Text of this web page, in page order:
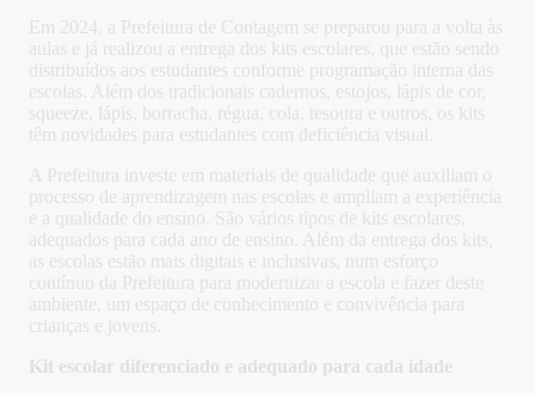
Em 2024, a Prefeitura de Contagem se preparou para a volta às
aulas e já realizou a entrega dos kits escolares, que estão sendo
distribuídos aos estudantes conforme programação interna das
escolas. Além dos tradicionais cadernos, estojos, lápis de cor,
squeeze, lápis, borracha, régua, cola, tesoura e outros, os kits
têm novidades para estudantes com deficiência visual.
A Prefeitura investe em materiais de qualidade que auxiliam o
processo de aprendizagem nas escolas e ampliam a experiência
e a qualidade do ensino. São vários tipos de kits escolares,
adequados para cada ano de ensino. Além da entrega dos kits,
as escolas estão mais digitais e inclusivas, num esforço
contínuo da Prefeitura para modernizar a escola e fazer deste
ambiente, um espaço de conhecimento e convivência para
crianças e jovens.
Kit escolar diferenciado e adequado para cada idade